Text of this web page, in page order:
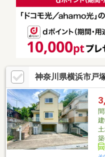
き、その代金を住宅ローンに
れがやどかリッチです。※東
神奈川県横浜市戸